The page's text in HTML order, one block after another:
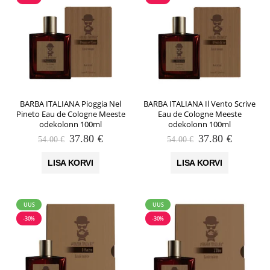
BARBA ITALIANA Pioggia Nel
Pineto Eau de Cologne Meeste
odekolonn 100ml
54.00€ Algne
oli:
37.80 €Praegune
LISA KORVI
BARBA ITALIANA Il Vento Scrive
Eau de Cologne Meeste
odekolonn 100ml
54.00€ Algne
oli:
37.80 €
LISA KORVI
UUS
-30%
UUS
-30%